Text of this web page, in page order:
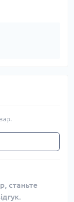
станьте